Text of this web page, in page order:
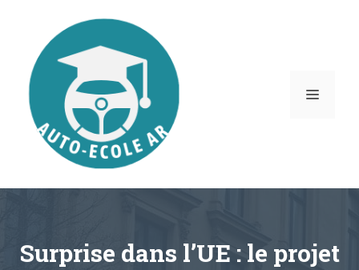
contenu
MENU
Surprise dans l’UE : le projet